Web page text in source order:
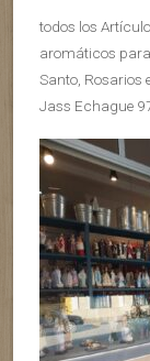
todos los
aromáticos
Santo, Rosarios
Jass Echague